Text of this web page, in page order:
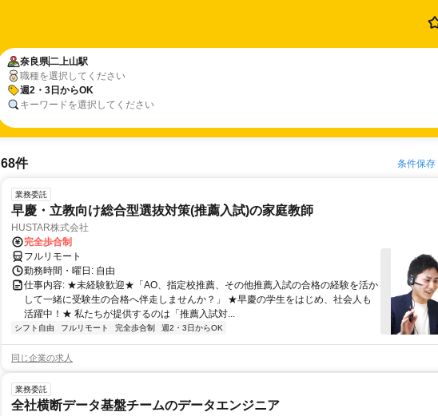
奈良県二上山駅
職種を選択してください
週2・3日からOK
キーワードを選択してください
68件 条件保存
業務委託
早慶・立教向け総合型選抜対策(推薦入試)の家庭教師
HUSTAR株式会社
完全歩合制
フルリモート
勤務時間・曜日: 自由
仕事内容: ★未経験歓迎★「AO、指定校推薦、その他推薦入試の合格の経験を活か
して一緒に受験生の合格へ伴走しませんか？」 ★早慶の学生をはじめ、社会人も
活躍中！★ 私たちが提供するのは「推薦入試対...
シフト自由 フルリモート 完全歩合制 週2・3日からOK
同じ企業の求人
業務委託
全社横断データ基盤チームのデータエンジニア